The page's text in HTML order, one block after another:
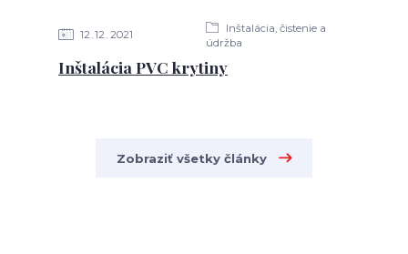
12 12 2021
Inštalácia, čistenie a
údržba
Inštalácia PVC krytiny
Zobraziť všetky články